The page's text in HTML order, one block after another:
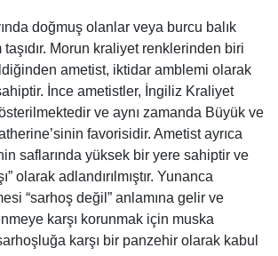
doğmuş olanlar veya burcu balık
Morun kraliyet renklerinden biri
ametist, iktidar amblemi olarak
İnce ametistler, İngiliz Kraliyet
ve aynı zamanda Büyük ve
favorisidir. Ametist ayrıca
saflarında yüksek bir yere sahiptir ve
olarak adlandırılmıştır. Yunanca
“sarhoş değil” anlamına gelir ve
karşı korunmak için muska
karşı bir panzehir olarak kabul